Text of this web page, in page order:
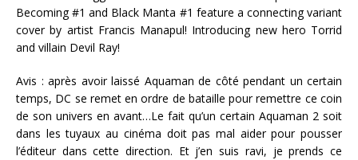
Becoming #1 and Black Manta #1 feature a connecting variant
cover by artist Francis Manapul! Introducing new hero Torrid
and villain Devil Ray!
Avis : après avoir laissé Aquaman de côté pendant un certain
temps, DC se remet en ordre de bataille pour remettre ce coin
de son univers en avant…Le fait qu’un certain Aquaman 2 soit
dans les tuyaux au cinéma doit pas mal aider pour pousser
l’éditeur dans cette direction. Et j’en suis ravi, je prends ce